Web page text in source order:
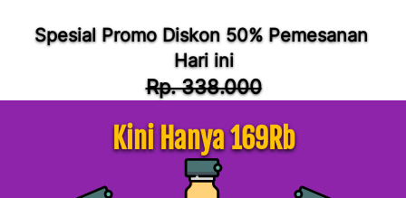
Spesial Promo Diskon 50% Pemesanan
Hari ini
Rp. 338.000
Kini Hanya 169Rb